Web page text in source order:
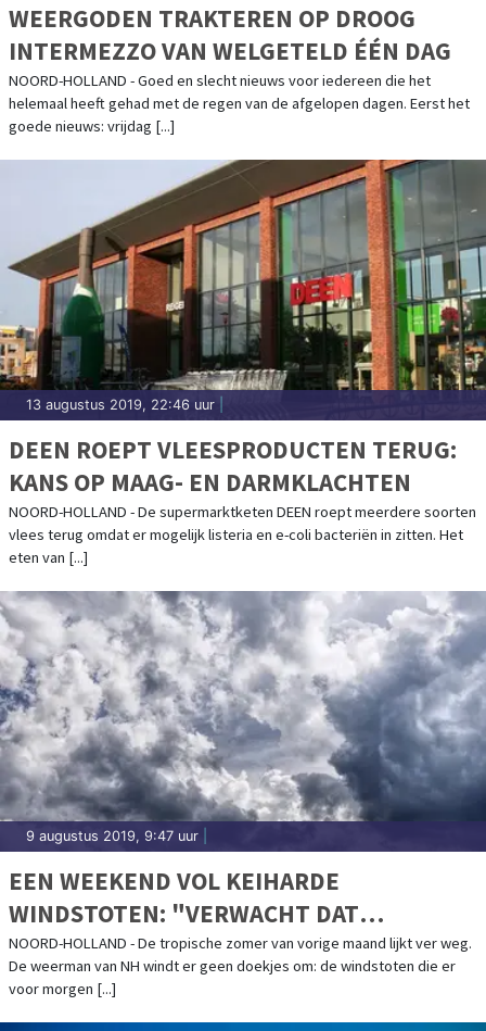
WEERGODEN TRAKTEREN OP DROOG
INTERMEZZO VAN WELGETELD ÉÉN DAG
NOORD-HOLLAND - Goed en slecht nieuws voor iedereen die het
helemaal heeft gehad met de regen van de afgelopen dagen. Eerst het
goede nieuws: vrijdag [...]
13 augustus 2019, 22:46 uur
DEEN ROEPT VLEESPRODUCTEN TERUG:
KANS OP MAAG- EN DARMKLACHTEN
NOORD-HOLLAND - De supermarktketen DEEN roept meerdere soorten
vlees terug omdat er mogelijk listeria en e-coli bacteriën in zitten. Het
eten van [...]
9 augustus 2019, 9:47 uur
EEN WEEKEND VOL KEIHARDE
WINDSTOTEN: "VERWACHT DAT
EVENEMENTEN WORDEN AFGELAST"
NOORD-HOLLAND - De tropische zomer van vorige maand lijkt ver weg.
De weerman van NH windt er geen doekjes om: de windstoten die er
voor morgen [...]